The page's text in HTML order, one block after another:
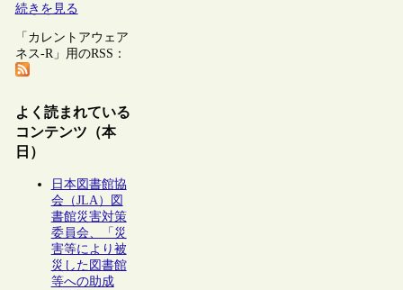
続きを見る
「カレントアウェア
ネス-R」用のRSS：
よく読まれている
コンテンツ（本
日）
日本図書館協
会（JLA）図
書館災害対策
委員会、「災
害等により被
災した図書館
等への助成